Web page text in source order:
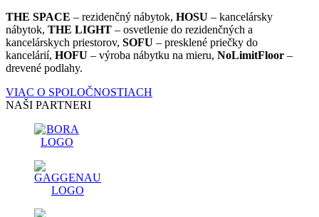
THE SPACE – rezidenčný nábytok, HOSU – kancelársky
nábytok, THE LIGHT – osvetlenie do rezidenčných a
kancelárskych priestorov, SOFU – presklené priečky do
kancelárií, HOFU – výroba nábytku na mieru, NoLimitFloor –
drevené podlahy.
VIAC O SPOLOČNOSTIACH
NAŠI PARTNERI